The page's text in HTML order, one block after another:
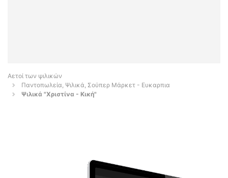
Αετοί των ψιλικών
Παντοπωλεία, Ψιλικά, Σούπερ Μάρκετ - Ευκαρπια
Ψιλικά "Χριστίνα - Κική"